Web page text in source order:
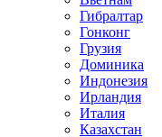
Гибралтар
Гонконг
Грузия
Доминика
Индонезия
Ирландия
Италия
Казахстан